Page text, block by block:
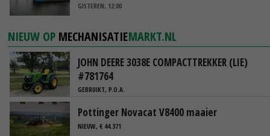
GISTEREN, 12:00
NIEUW OP MECHANISATIEMARKT.NL
JOHN DEERE 3038E COMPACTTREKKER (LIE)
#781764
GEBRUIKT, P.O.A.
Pottinger Novacat V8400 maaier
NIEUW, € 44.371